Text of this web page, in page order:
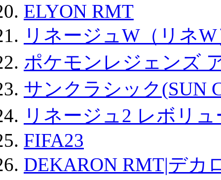
ELYON RMT
リネージュW（リネ
ポケモンレジェンズ
サンクラシック(SUN
リネージュ2 レボリ
FIFA23
DEKARON RMT|デカ